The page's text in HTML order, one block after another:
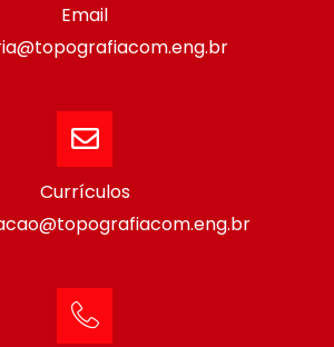
Email
Currículos